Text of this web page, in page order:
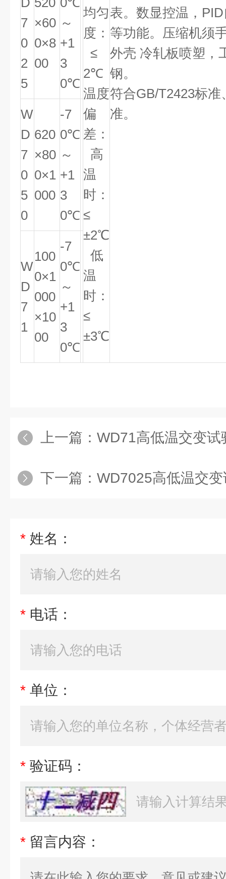
均匀
度：
≤
2℃
温度
偏
差：
高
温
时：
≤
±2℃
低
温
时：
≤
±3℃
表。数显控温，
等功能。压缩机须
外壳 冷轧板喷塑，
钢。
符合GB/T2423标
准。
7
0
2
5
×60
0×8
00
～
+1
3
0℃
W
D
7
0
5
0
620
×80
0×1
000
-7
0℃
～
+1
3
0℃
W
D
7
1
100
0×1
000
×10
00
-7
0℃
～
+1
3
0℃
上一篇： WD71高低温交变试验
下一篇： WD7025高低温交变试验
* 姓名：
* 电话：
* 单位：
* 验证码：
* 留言内容：